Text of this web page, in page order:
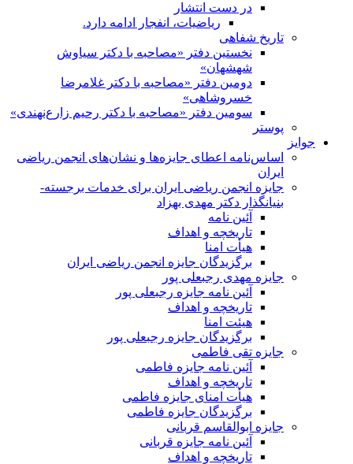
در دست انتشار
ریاضیات، انفجار ادامه دارد.
تاریخ شفاهی
نخستین دفتر «مصاحبه با دکتر سیاوش
شهشهان»
دومین دفتر «مصاحبه با دکتر غلامرضا
خسروشاهی»
سومین دفتر «مصاحبه با دکتر رحیم زارع‌نهندی»
پوستر
جوایز
اساس‌نامه اعطای جایزه‌ها و نشان‌های انجمن ریاضی
ایران
جایزه انجمن ریاضی ایران برای خدمات برجسته-
بنیانگذار دکتر مهدی بهزاد
آئین نامه
تاریخچه و اهداف
هیأت امنا
برگزیدگان جایزه انجمن ریاضی ایران
جایزه مهدی رجبعلی پور
آئین نامه جایزه رجبعلی پور
تاریخچه و اهداف
هیئت امنا
برگزیدگان جایزه رجبعلی پور
جایزه تقی فاطمی
آئین نامه جایزه فاطمی
تاریخچه و اهداف
هیأت امنای جایزه فاطمی
برگزیدگان جایزه فاطمی
جایزه ابوالقاسم قربانی
آئین نامه جایزه قربانی
تاریخچه و اهداف